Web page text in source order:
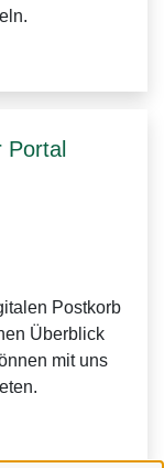
Postkorb
Überblick
mit uns